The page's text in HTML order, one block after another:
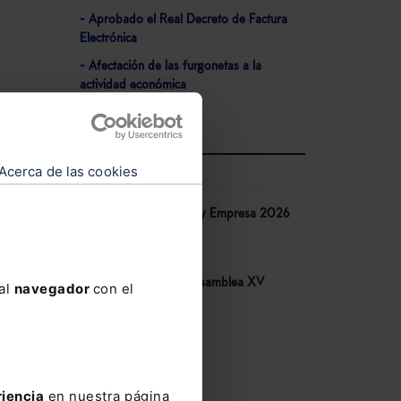
de las cookies
navegador con el
en nuestra página
- Aprobado el Real Decreto de Factura
Electrónica
- Afectación de las furgonetas a la
actividad económica
AGENDA
Congreso IA Derecho y Empresa 2026
Congreso COSITAL. Asamblea XV
Ver agenda completa